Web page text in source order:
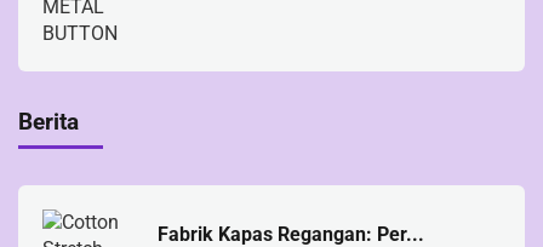
Berita
Fabrik Kapas Regangan: Per...